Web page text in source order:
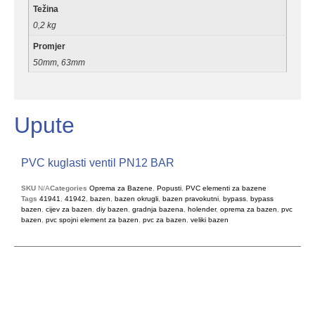
Težina
0,2 kg
Promjer
50mm, 63mm
Upute
PVC kuglasti ventil PN12 BAR
SKU N/ACategories Oprema za Bazene, Popusti, PVC elementi za bazene
Tags 41941, 41942, bazen, bazen okrugli, bazen pravokutni, bypass, bypass
bazen, cijev za bazen, diy bazen, gradnja bazena, holender, oprema za bazen, pvc
bazen, pvc spojni element za bazen, pvc za bazen, veliki bazen